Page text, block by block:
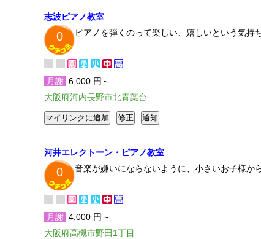
志波ピアノ教室
0 ピアノを弾くのって楽しい、嬉しいという気持
月謝 6,000 円～
大阪府河内長野市北青葉台
河井エレクトーン・ピアノ教室
0 音楽が嫌いにならないように、小さいお子様か
月謝 4,000 円～
大阪府高槻市野田1丁目